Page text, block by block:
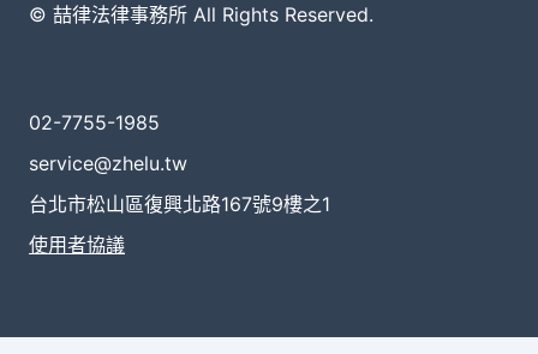
© 喆律法律事務所 All Rights Reserved.
02-7755-1985
service@zhelu.tw
台北市松山區復興北路167號9樓之1
使用者協議